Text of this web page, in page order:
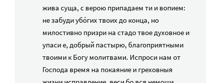
жива суща, с верою припадаем ти и вопием:
не забуди убо́гих твоих до конца, но
милостивно призри на стадо твое духовное и
упаси е, добрый пастырю, благоприятными
твоими к Богу молитвами. Испроси нам от
Господа время на покаяние и греховныя